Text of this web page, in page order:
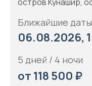
Ближайшие даты
06.08.2026,
5 дней / 4 ночи
от 118 500 ₽